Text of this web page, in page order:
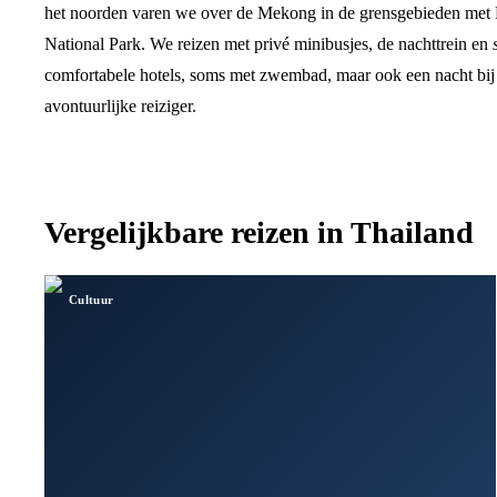
het noorden varen we over de Mekong in de grensgebieden
National Park. We reizen met privé minibusjes, de nachttrein en
comfortabele hotels, soms met zwembad, maar ook een nacht
avontuurlijke reiziger.
Vergelijkbare reizen in Thailand
Cultuur